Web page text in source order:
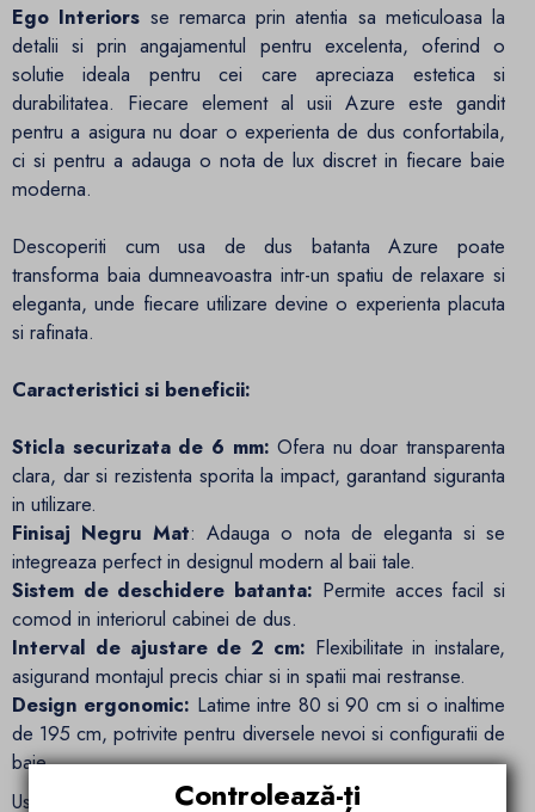
Ego Interiors se remarca prin atentia sa meticuloasa la
detalii si prin angajamentul pentru excelenta, oferind o
solutie ideala pentru cei care apreciaza estetica si
durabilitatea. Fiecare element al usii Azure este gandit
pentru a asigura nu doar o experienta de dus confortabila,
ci si pentru a adauga o nota de lux discret in fiecare baie
moderna.
Descoperiti cum usa de dus batanta Azure poate
transforma baia dumneavoastra intr-un spatiu de relaxare si
eleganta, unde fiecare utilizare devine o experienta placuta
si rafinata.
Caracteristici si beneficii:
Sticla securizata de 6 mm: Ofera nu doar transparenta
clara, dar si rezistenta sporita la impact, garantand siguranta
in utilizare.
Finisaj Negru Mat: Adauga o nota de eleganta si se
integreaza perfect in designul modern al baii tale.
Sistem de deschidere batanta: Permite acces facil si
comod in interiorul cabinei de dus.
Interval de ajustare de 2 cm: Flexibilitate in instalare,
asigurand montajul precis chiar si in spatii mai restranse.
Design ergonomic: Latime intre 80 si 90 cm si o inaltime
de 195 cm, potrivite pentru diversele nevoi si configuratii de
baie.
Usa de dus Azure de la Ego Interiors este proiectata sa
Controlează-ți